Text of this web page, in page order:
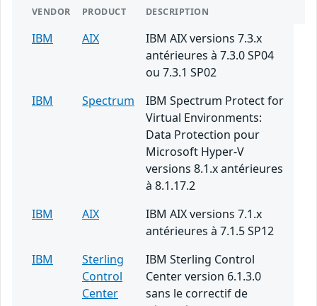
VENDOR PRODUCT DESCRIPTION
IBM AIX
IBM AIX versions 7.3.x
antérieures à 7.3.0 SP04
ou 7.3.1 SP02
IBM
Spectrum
IBM Spectrum Protect for
Virtual Environments:
Data Protection pour
Microsoft Hyper-V
versions 8.1.x antérieures
à 8.1.17.2
IBM
AIX
IBM AIX versions 7.1.x
antérieures à 7.1.5 SP12
IBM
Sterling
Control
Center
IBM Sterling Control
Center version 6.1.3.0
sans le correctif de